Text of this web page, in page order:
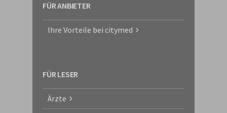
FÜR ANBIETER
Ihre Vorteile bei citymed
FÜR LESER
Ärzte